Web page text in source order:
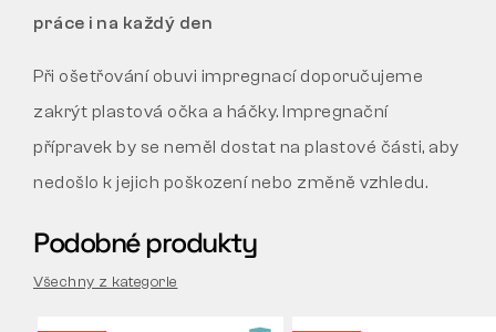
práce i na každý den
Při ošetřování obuvi impregnací doporučujeme
zakrýt plastová očka a háčky. Impregnační
přípravek by se neměl dostat na plastové části, aby
nedošlo k jejich poškození nebo změně vzhledu.
Podobné produkty
Všechny z kategorie